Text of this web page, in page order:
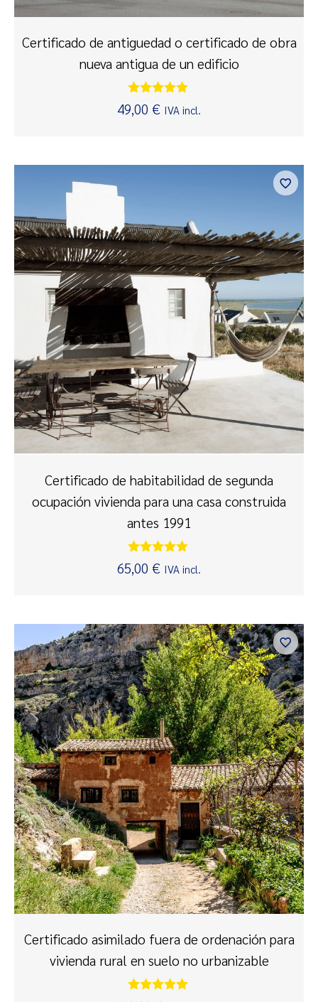
Certificado de antiguedad o certificado de obra
nueva antigua de un edificio
Valorado
con
49,00 € IVA incl.
Certificado de habitabilidad de segunda
ocupación vivienda para una casa construida
antes 1991
Valorado
con
65,00 € IVA incl.
Certificado asimilado fuera de ordenación para
vivienda rural en suelo no urbanizable